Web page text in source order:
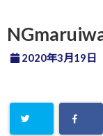
2020年3月19日